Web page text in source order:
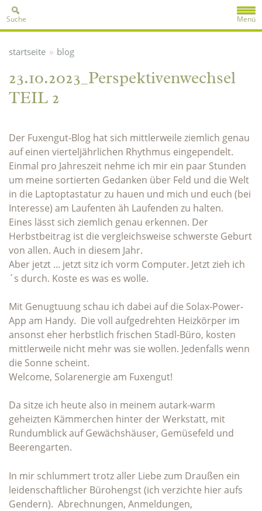
Menü
Suche
startseite » blog
23.10.2023_Perspektivenwechsel
TEIL 2
Der Fuxengut-Blog hat sich mittlerweile ziemlich genau
auf einen vierteljährlichen Rhythmus eingependelt.
Einmal pro Jahreszeit nehme ich mir ein paar Stunden
um meine sortierten Gedanken über Feld und die Welt
in die Laptoptastatur zu hauen und mich und euch (bei
Interesse) am Laufenten äh Laufenden zu halten.
Eines lässt sich ziemlich genau erkennen. Der
Herbstbeitrag ist die vergleichsweise schwerste Geburt
von allen. Auch in diesem Jahr.
Aber jetzt ... jetzt sitz ich vorm Computer. Jetzt zieh ich
´s durch. Koste es was es wolle.
Mit Genugtuung schau ich dabei auf die Solax-Power-
App am Handy. Die voll aufgedrehten Heizkörper im
ansonst eher herbstlich frischen Stadl-Büro, kosten
mittlerweile nicht mehr was sie wollen. Jedenfalls wenn
die Sonne scheint.
Welcome, Solarenergie am Fuxengut!
Da sitze ich heute also in meinem autark-warm
geheizten Kämmerchen hinter der Werkstatt, mit
Rundumblick auf Gewächshäuser, Gemüsefeld und
Beerengarten.
In mir schlummert trotz aller Liebe zum Draußen ein
leidenschaftlicher Bürohengst (ich verzichte hier aufs
Gendern). Abrechnungen, Anmeldungen,